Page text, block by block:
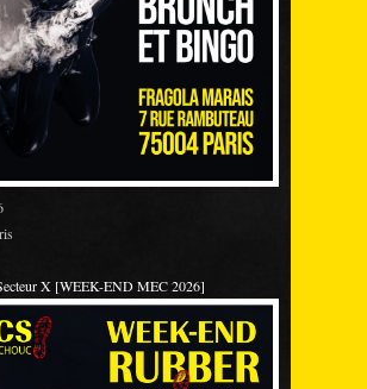
X [WEEK-END MEC 2026]